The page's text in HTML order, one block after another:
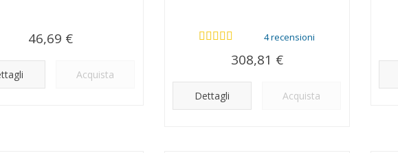
46,69 €
Acquista
4 recensioni
308,81 €
Dettagli Acquista